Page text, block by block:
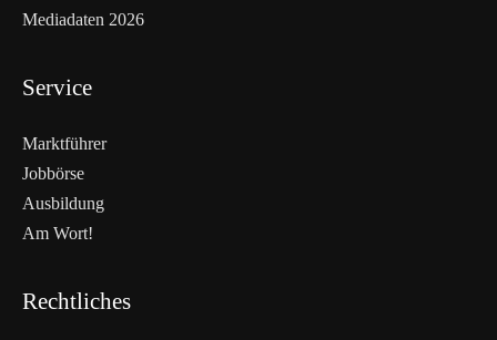
Mediadaten 2026
Service
Marktführer
Jobbörse
Ausbildung
Am Wort!
Rechtliches